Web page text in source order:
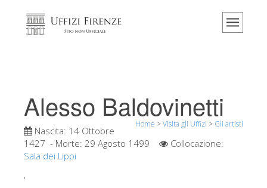
Home
Eventi e mostre
I commenti dei visitatori
Contattaci
Alesso Baldovinetti
Home >Visita gli Uffizi > Gli artisti
Nascita: 14 Ottobre
1427 - Morte: 29 Agosto 1499
Collocazione:
Sala dei Lippi
,